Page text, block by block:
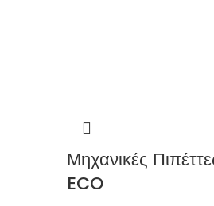
Μηχανικές
ECO